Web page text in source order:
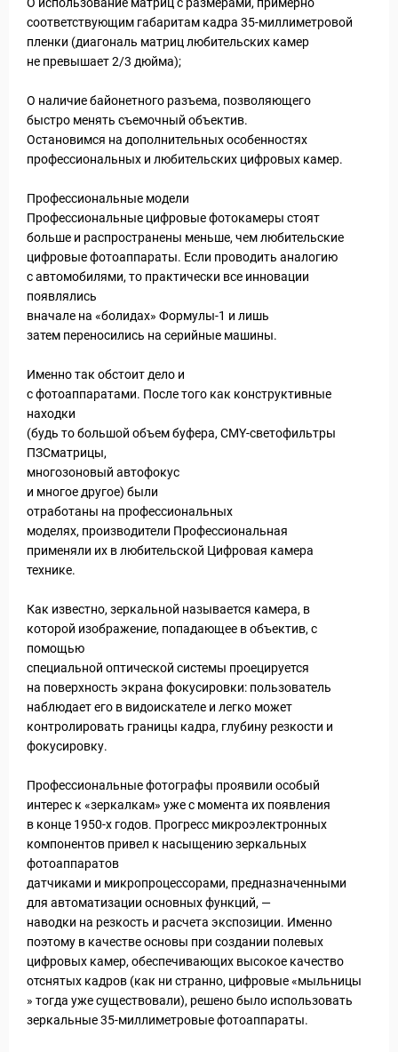
соответствующим габаритам кадра 35-миллиметровой
пленки (диагональ матриц любительских камер
не превышает 2/3 дюйма);
О наличие байонетного разъема, позволяющего
быстро менять съемочный объектив.
Остановимся на дополнительных особенностях
профессиональных и любительских цифровых камер.
Профессиональные модели
Профессиональные цифровые фотокамеры стоят
больше и распространены меньше, чем любительские
цифровые фотоаппараты. Если проводить аналогию
с автомобилями, то практически все инновации
появлялись
вначале на «болидах» Формулы-1 и лишь
затем переносились на серийные машины.
Именно так обстоит дело и
с фотоаппаратами. После того как конструктивные
находки
(будь то большой объем буфера, CMY-светофильтры
ПЗСматрицы,
многозоновый автофокус
и многое другое) были
отработаны на профессиональных
моделях, производители Профессиональная
применяли их в любительской Цифровая камера
технике.
Как известно, зеркальной называется камера, в
которой изображение, попадающее в объектив, с
помощью
специальной оптической системы проецируется
на поверхность экрана фокусировки: пользователь
наблюдает его в видоискателе и легко может
контролировать границы кадра, глубину резкости и
фокусировку.
Профессиональные фотографы проявили особый
интерес к «зеркалкам» уже с момента их появления
в конце 1950-х годов. Прогресс микроэлектронных
компонентов привел к насыщению зеркальных
фотоаппаратов
датчиками и микропроцессорами, предназначенными
для автоматизации основных функций, —
наводки на резкость и расчета экспозиции. Именно
поэтому в качестве основы при создании полевых
цифровых камер, обеспечивающих высокое качество
отснятых кадров (как ни странно, цифровые «мыльницы
» тогда уже существовали), решено было использовать
зеркальные 35-миллиметровые фотоаппараты.